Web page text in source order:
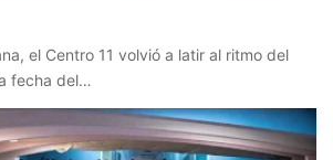
el Centro 11 volvió a latir al ritmo del
fecha del…